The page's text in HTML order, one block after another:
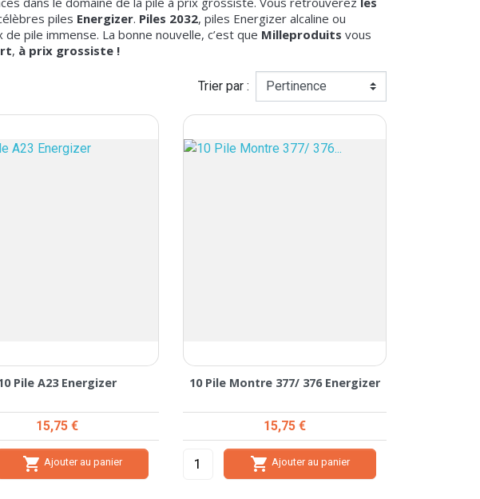
piles Energizer. Piles 2032, piles Energizer alcaline ou
pile immense. La bonne nouvelle, c’est que Milleproduits vous
, à prix grossiste !
Trier par :
Pile A23 Energizer
Prix
15,75 €
 Ajouter au panier
10 Pile Montre 377/ 376 Energizer
Prix
15,75 €
 Ajouter au panier